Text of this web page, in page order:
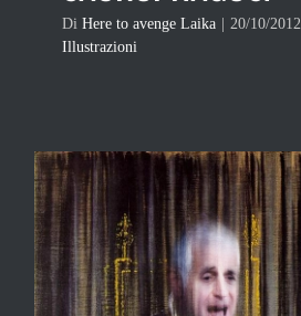
Di Here to avenge Laika | 20/10/2012
Illustrazioni